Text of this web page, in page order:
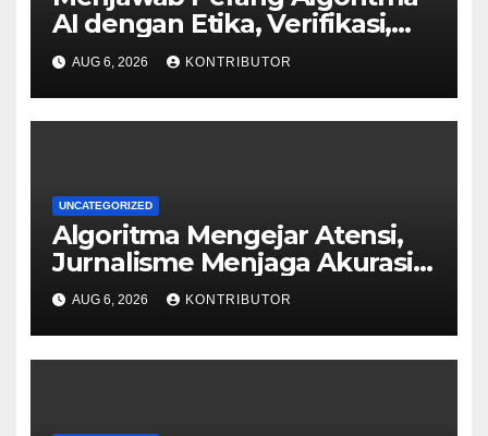
AI dengan Etika, Verifikasi,
dan Media Tepercaya
AUG 6, 2026 KONTRIBUTOR
UNCATEGORIZED
Algoritma Mengejar Atensi,
Jurnalisme Menjaga Akurasi
dan Akal Sehat Publik
AUG 6, 2026 KONTRIBUTOR